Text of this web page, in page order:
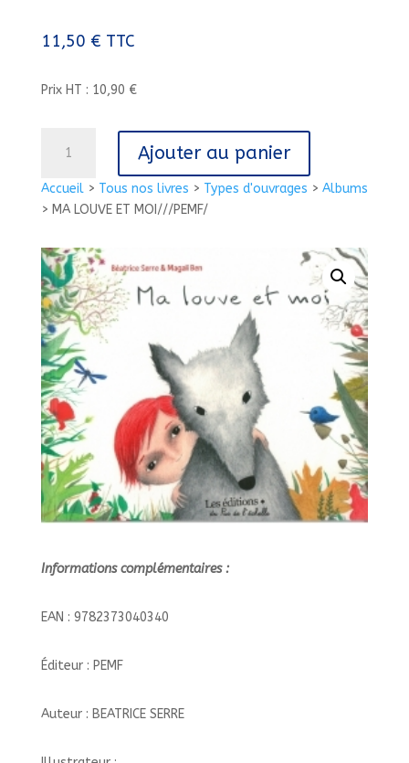
Accueil> Tous nos livres > Types d'ouvrages > Albums
> MA LOUVE ET MOI///PEMF/
11,50 € TTC
Prix HT : 10,90 €
MA
LOUVE
Ajouter au panier
Informations complémentaires :
EAN : 9782373040340
Éditeur : PEMF
Auteur : BEATRICE SERRE